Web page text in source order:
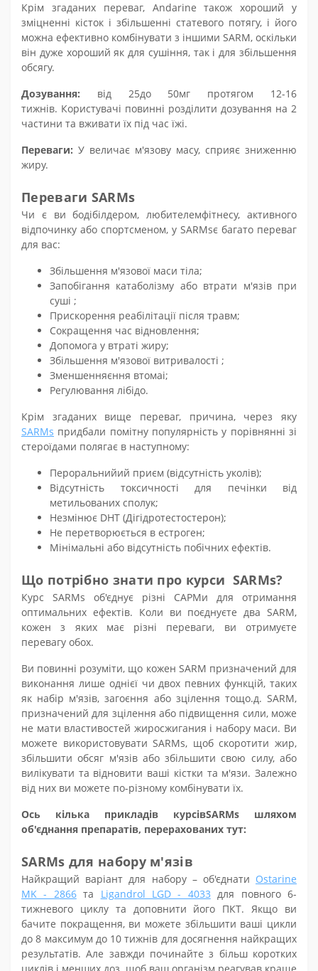
Крім згаданих переваг, Andarine також хороший у
зміцненні кісток і збільшенні статевого потягу, і його
можна ефективно комбінувати з іншими SARM, оскільки
він дуже хороший як для сушіння, так і для збільшення
обсягу.
Дозування: від 25до 50мг протягом 12-16
тижнів. Користувачі повинні розділити дозування на 2
частини та вживати їх під час їжі.
Переваги: У величає м'язову масу, сприяє зниженню
жиру.
Переваги SARMs
Чи є ви бодібілдером,любителемфітнесу, активного
відпочинку або спортсменом, у SARMsє багато переваг
для вас:
Збільшення м'язової маси тіла;
Запобігання катаболізму або втрати м'язів при
суші ;
Прискорення реабілітації після травм;
Сокращення час відновлення;
Допомога у втраті жиру;
Збільшення м'язової витривалості ;
Зменшенняєння втомаі;
Регулювання лібідо.
Крім згаданих вище переваг, причина, через яку
SARMs придбали помітну популярність у порівнянні зі
стероїдами полягає в наступному:
Пероральнийий приєм (відсутність уколів);
Відсутність токсичності для печінки від
метильованих сполук;
Незмінює DHT (Дігідротестостерон);
Не перетворюється в естроген;
Мінімальні або відсутність побічних ефектів.
Що потрібно знати про курси SARMs?
Курс SARMs об'єднує різні САРМи для отримання
оптимальних ефектів. Коли ви поєднуєте два SARM,
кожен з яких має різні переваги, ви отримуєте
перевагу обох.
Ви повинні розуміти, що кожен SARM призначений для
виконання лише однієї чи двох певних функцій, таких
як набір м'язів, загоєння або зцілення тощо.д. SARM,
призначений для зцілення або підвищення сили, може
не мати властивостей жиросжигания і набору маси. Ви
можете використовувати SARMs, щоб скоротити жир,
збільшити обсяг м'язів або збільшити свою силу, або
вилікувати та відновити ваші кістки та м'язи. Залежно
від них ви можете по-різному комбінувати їх.
Ось кілька прикладів курсівSARMs шляхом
об'єднання препаратів, перерахованих тут:
SARMs для набору м'язів
Найкращий варіант для набору – об'єднати Ostarine
MK - 2866та Ligandrol LGD - 4033 для повного 6-
тижневого циклу та доповнити його ПКТ. Якщо ви
бачите покращення, ви можете збільшити ваші цикли
до 8 максимум до 10 тижнів для досягнення найкращих
результатів. Але завжди починайте з більш коротких